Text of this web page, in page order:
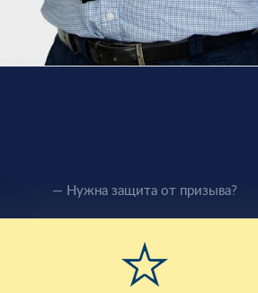
— Нужна защита от призыва?